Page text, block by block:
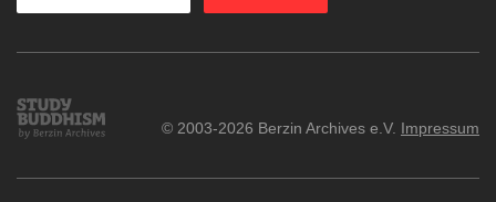
Study
Buddhism
© 2003-2026 Berzin Archives e.V. Impressum